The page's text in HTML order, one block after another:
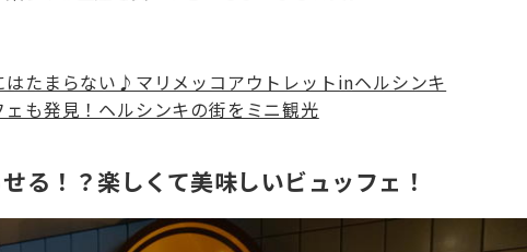
はたまらない♪マリメッコアウトレットinヘルシンキ
も発見！ヘルシンキの街をミニ観光
る！？楽しくて美味しいビュッフェ！